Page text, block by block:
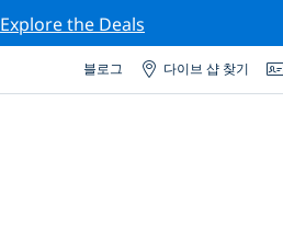
Explore the Deals
블로그 다이브 샵 찾기